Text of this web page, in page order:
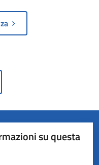
su questa